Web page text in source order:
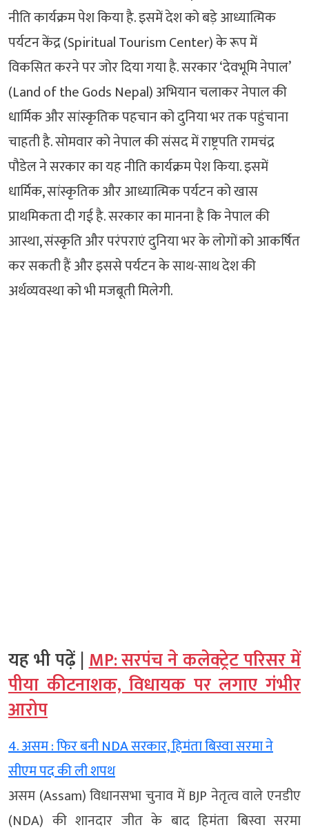
नीति कार्यक्रम पेश किया है. इसमें देश को बड़े आध्यात्मिक
पर्यटन केंद्र (Spiritual Tourism Center) के रूप में
विकसित करने पर जोर दिया गया है. सरकार ‘देवभूमि नेपाल’
(Land of the Gods Nepal) अभियान चलाकर नेपाल की
धार्मिक और सांस्कृतिक पहचान को दुनिया भर तक पहुंचाना
चाहती है. सोमवार को नेपाल की संसद में राष्ट्रपति रामचंद्र
पौडेल ने सरकार का यह नीति कार्यक्रम पेश किया. इसमें
धार्मिक, सांस्कृतिक और आध्यात्मिक पर्यटन को खास
प्राथमिकता दी गई है. सरकार का मानना है कि नेपाल की
आस्था, संस्कृति और परंपराएं दुनिया भर के लोगों को आकर्षित
कर सकती हैं और इससे पर्यटन के साथ-साथ देश की
अर्थव्यवस्था को भी मजबूती मिलेगी.
यह भी पढ़ें |MP: सरपंच ने कलेक्ट्रेट परिसर में
पीया कीटनाशक, विधायक पर लगाए गंभीर
आरोप
4. असम : फिर बनी NDA सरकार, हिमंता बिस्वा सरमा ने
सीएम पद की ली शपथ
असम (Assam) विधानसभा चुनाव में BJP नेतृत्व वाले एनडीए
(NDA) की शानदार जीत के बाद हिमंता बिस्वा सरमा